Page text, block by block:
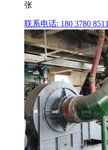
张
联系电话: 180 3780 8511